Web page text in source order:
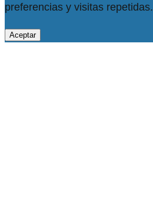
preferencias y visitas repetidas.
Aceptar